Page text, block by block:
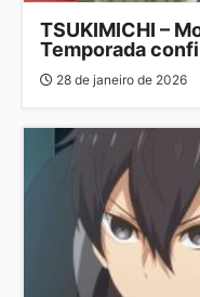
TSUKIMICHI –
Temporada
28 de janeiro de 2026